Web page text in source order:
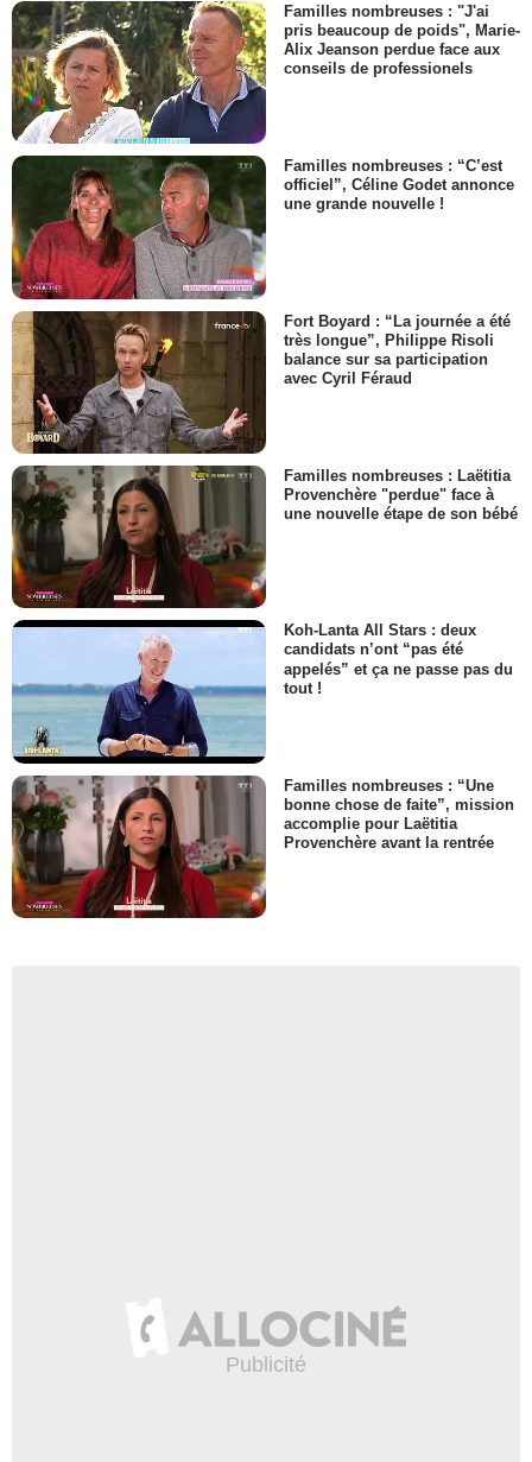
Familles nombreuses : "J'ai
pris beaucoup de poids", Marie-
Alix Jeanson perdue face aux
conseils de professionels
Familles nombreuses : “C’est
officiel”, Céline Godet annonce
une grande nouvelle !
Fort Boyard : “La journée a été
très longue”, Philippe Risoli
balance sur sa participation
avec Cyril Féraud
Familles nombreuses : Laëtitia
Provenchère "perdue" face à
une nouvelle étape de son bébé
Koh-Lanta All Stars : deux
candidats n’ont “pas été
appelés” et ça ne passe pas du
tout !
Familles nombreuses : “Une
bonne chose de faite”, mission
accomplie pour Laëtitia
Provenchère avant la rentrée